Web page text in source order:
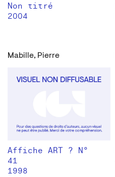
Non titré
2004
Mabille, Pierre
Affiche ART ? N°
41
1998